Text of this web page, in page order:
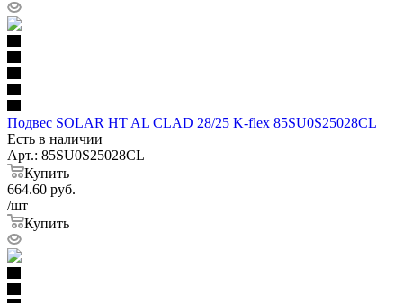
Подвес SOLAR HT AL CLAD 28/25 K-flex 85SU0S25028CL
Есть в наличии
Арт.: 85SU0S25028CL
Купить
664.60 руб.
/шт
Купить